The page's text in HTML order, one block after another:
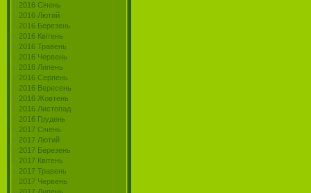
2016 Січень
2016 Лютий
2016 Березень
2016 Квітень
2016 Травень
2016 Червень
2016 Липень
2016 Серпень
2016 Вересень
2016 Жовтень
2016 Листопад
2016 Грудень
2017 Січень
2017 Лютий
2017 Березень
2017 Квітень
2017 Травень
2017 Червень